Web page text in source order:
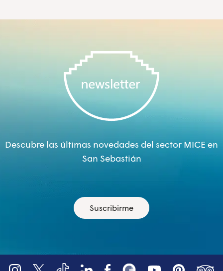
Descubre las últimas novedades del sector MICE en
San Sebastián
Suscribirme